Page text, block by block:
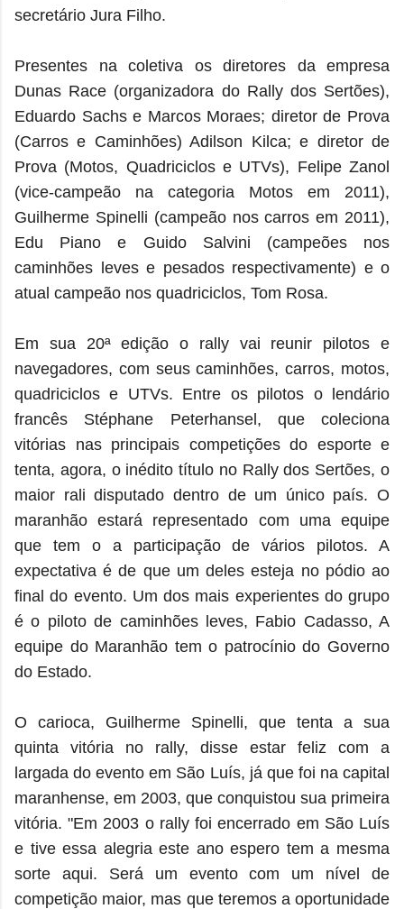
secretário Jura Filho.
Presentes na coletiva os diretores da empresa
Dunas Race (organizadora do Rally dos Sertões),
Eduardo Sachs e Marcos Moraes; diretor de Prova
(Carros e Caminhões) Adilson Kilca; e diretor de
Prova (Motos, Quadriciclos e UTVs), Felipe Zanol
(vice-campeão na categoria Motos em 2011),
Guilherme Spinelli (campeão nos carros em 2011),
Edu Piano e Guido Salvini (campeões nos
caminhões leves e pesados respectivamente) e o
atual campeão nos quadriciclos, Tom Rosa.
Em sua 20ª edição o rally vai reunir pilotos e
navegadores, com seus caminhões, carros, motos,
quadriciclos e UTVs. Entre os pilotos o lendário
francês Stéphane Peterhansel, que coleciona
vitórias nas principais competições do esporte e
tenta, agora, o inédito título no Rally dos Sertões, o
maior rali disputado dentro de um único país. O
maranhão estará representado com uma equipe
que tem o a participação de vários pilotos. A
expectativa é de que um deles esteja no pódio ao
final do evento. Um dos mais experientes do grupo
é o piloto de caminhões leves, Fabio Cadasso, A
equipe do Maranhão tem o patrocínio do Governo
do Estado.
O carioca, Guilherme Spinelli, que tenta a sua
quinta vitória no rally, disse estar feliz com a
largada do evento em São Luís, já que foi na capital
maranhense, em 2003, que conquistou sua primeira
vitória. "Em 2003 o rally foi encerrado em São Luís
e tive essa alegria este ano espero tem a mesma
sorte aqui. Será um evento com um nível de
competição maior, mas que teremos a oportunidade